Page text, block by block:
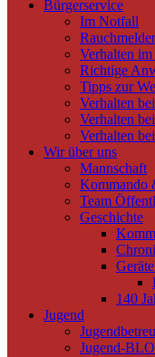
Bürgerservice
Im Notfall
Rauchmelder
Verhalten
Richtige
Tipps zur
Verhalten
Verhalten
Verhalten
Wir über uns
Mannschaft
Kommando
Team
Geschichte
140
Jugend
Jugend-